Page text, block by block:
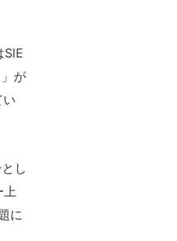
が
い
し
上
に